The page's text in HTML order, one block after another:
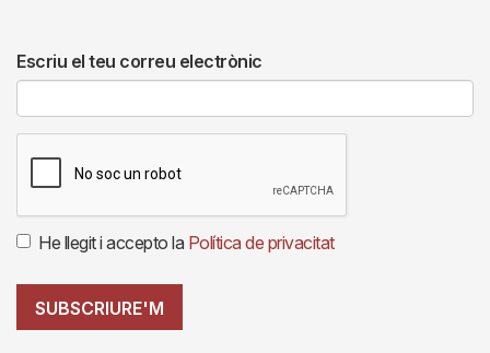
Escriu el teu correu electrònic
He llegit i accepto la Política de privacitat
SUBSCRIURE'M